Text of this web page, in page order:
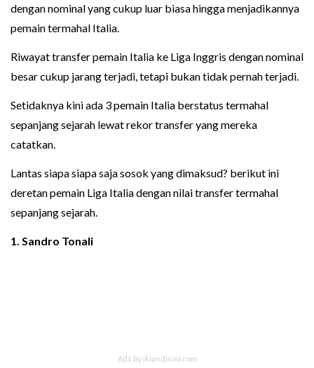
dengan nominal yang cukup luar biasa hingga menjadikannya
pemain termahal Italia.
Riwayat transfer pemain Italia ke Liga Inggris dengan nominal
besar cukup jarang terjadi, tetapi bukan tidak pernah terjadi.
Setidaknya kini ada 3 pemain Italia berstatus termahal
sepanjang sejarah lewat rekor transfer yang mereka
catatkan.
Lantas siapa siapa saja sosok yang dimaksud? berikut ini
deretan pemain Liga Italia dengan nilai transfer termahal
sepanjang sejarah.
1. Sandro Tonali